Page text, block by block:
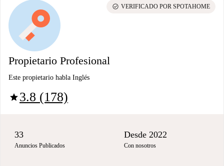
Propietario Profesional
Este propietario habla Inglés
star3.8 (178)
check_circle VERIFICADO POR SPOTAHOME
33
Anuncios Publicados
Desde 2022
Con nosotros